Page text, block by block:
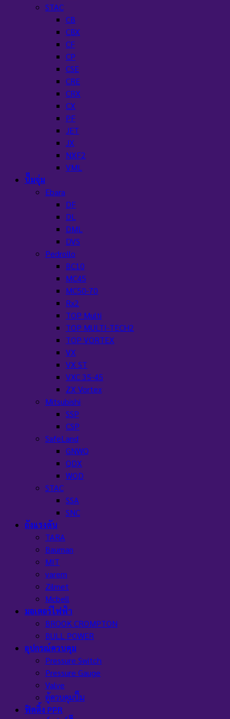
STAC
CB
CBX
CF
CP
CSE
CRE
CRX
CX
PF
JET
JX
NXF2
VML
ปั๊มจุ่ม
Ebara
DF
DL
DML
DVS
Pedrollo
BC10
MC45
MC50-70
Rx2
TOP Multi
TOP MULTI-TECH2
TOP VORTEX
VX
VX ST
VXC 35-45
ZX Vortex
Mitsubishi
SSP
CSP
SafeLand
GNWQ
QDX
WQD
STAC
SSA
SNC
ถังแรงดัน
TARA
Bauman
MIT
varem
Zilmet
Mcbell
มอเตอร์ไฟฟ้า
BROOK CROMPTON
BULL POWER
อุปกรณ์ควบคุม
Pressure Switch
Pressure Gauge
Valve
ตู้ควบคุมปั๊ม
ฟิตติ้ง PPR